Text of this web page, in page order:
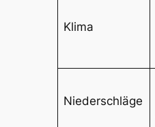
Klima
Niederschläge